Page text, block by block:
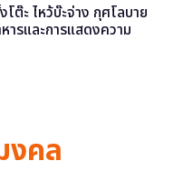
โต๊ะ ไหว้บ๊ะจ่าง กุศโลบาย
ารและการแสดงความ
งคล